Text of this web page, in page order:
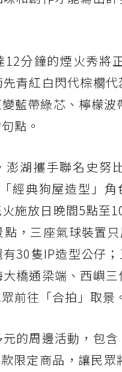
分鐘的煙火秀將
青紅白閃代棕櫚
藍帶綠芯、檸檬
點。
澎湖攜手聯名史努
經典狗屋造型」
施放日晚間5點至
，三座氣球裝置
30隻IP造型公仔
橋通梁端、西嶼
前往「合拍」取景
的周邊活動，包
限定商品，讓民